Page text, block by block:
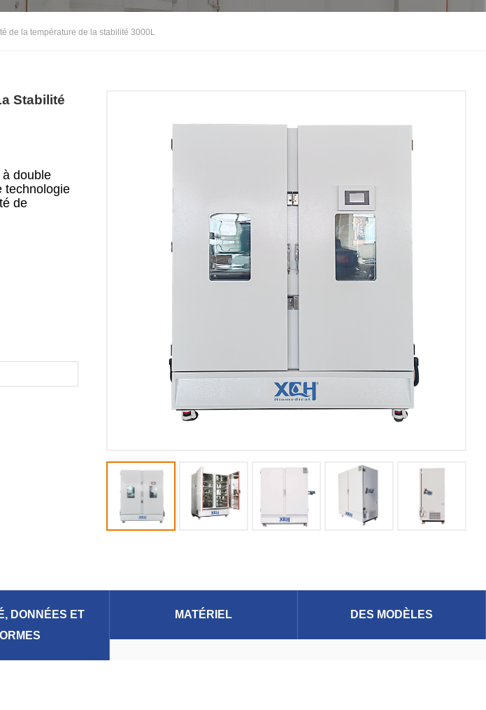
Indonesia
de la température de la stabilité 3000L
Stabilité
double
technologie
de
DONNÉES ET
MATÉRIEL DES MODÈLES